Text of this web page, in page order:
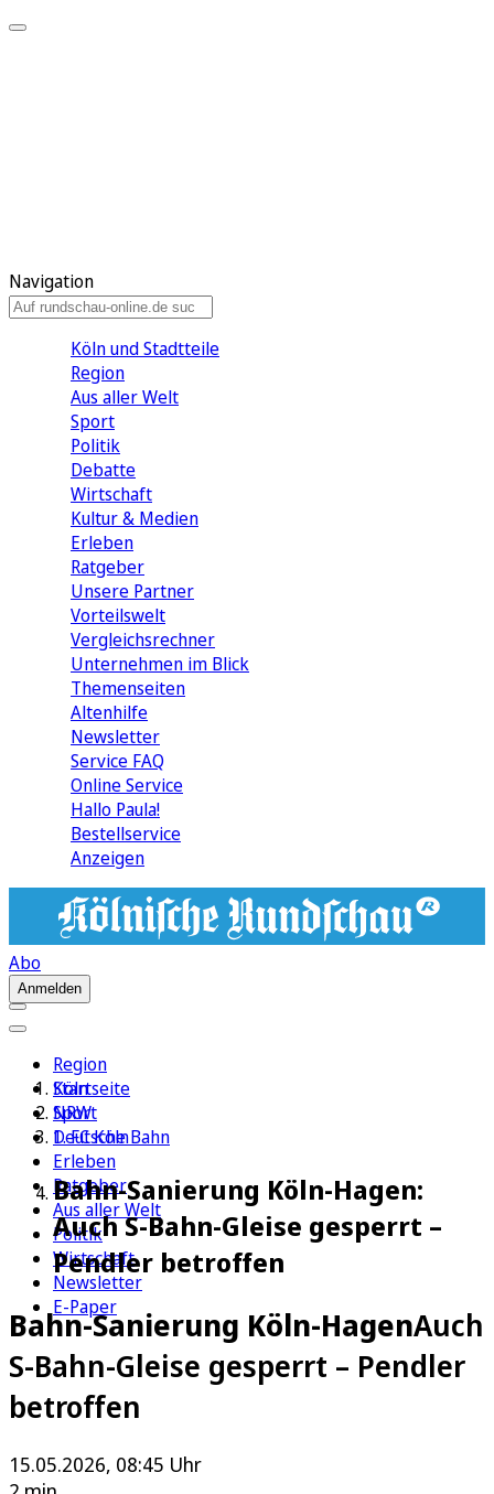
Navigation
Köln und Stadtteile
Region
Aus aller Welt
Sport
Politik
Debatte
Wirtschaft
Kultur & Medien
Erleben
Ratgeber
Unsere Partner
Vorteilswelt
Vergleichsrechner
Unternehmen im Blick
Themenseiten
Altenhilfe
Newsletter
Service FAQ
Online Service
Hallo Paula!
Bestellservice
Anzeigen
Abo
Anmelden
Region
Köln
Sport
1. FC Köln
Erleben
Ratgeber
Aus aller Welt
Politik
Wirtschaft
Newsletter
E-Paper
Startseite
NRW
Deutsche Bahn
Bahn-Sanierung Köln-Hagen:
Auch S-Bahn-Gleise gesperrt –
Pendler betroffen
Bahn-Sanierung Köln-HagenAuch
S-Bahn-Gleise gesperrt – Pendler
betroffen
15.05.2026, 08:45 Uhr